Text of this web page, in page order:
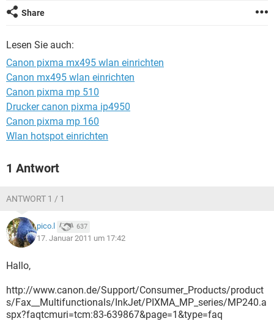
FACEBOOK
Share
Lesen Sie auch:
Canon pixma mx495 wlan einrichten
Canon mx495 wlan einrichten
Canon pixma mp 510
Drucker canon pixma ip4950
Canon pixma mp 160
Wlan hotspot einrichten
1 Antwort
ANTWORT 1 / 1
pico.l 637
17. Januar 2011 um 17:42
Hallo,
http://www.canon.de/Support/Consumer_Products/product
s/Fax__Multifunctionals/InkJet/PIXMA_MP_series/MP240.a
spx?faqtcmuri=tcm:83-639867&page=1&type=faq